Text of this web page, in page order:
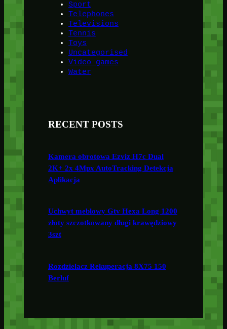
Sport
Telephones
Televisions
Tennis
Toys
Uncategorised
Video games
Water
RECENT POSTS
Kamera obrotowa Ezviz H7c Dual
2K+ 2x 4Mpx AutoTracking Detekcja
Aplikacja
Uchwyt meblowy Gtv Hexa Long 1200
złoty szczotkowany długi krawędziowy
3szt
Rozdzielacz Rekuperacja 8X75 150
Berluf